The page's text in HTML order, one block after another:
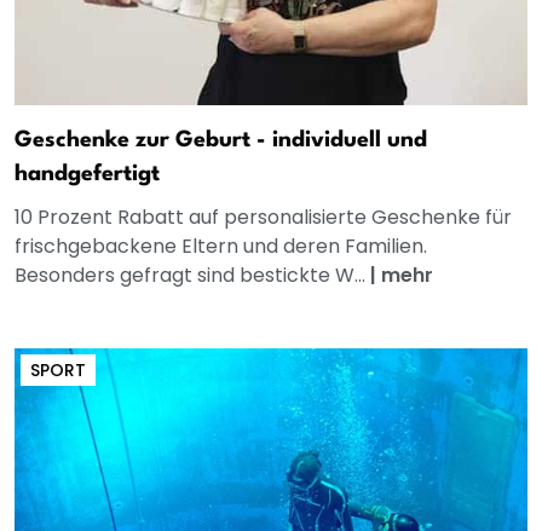
Geschenke zur Geburt - individuell und
handgefertigt
10 Prozent Rabatt auf personalisierte Geschenke für
frischgebackene Eltern und deren Familien.
Besonders gefragt sind bestickte W... | mehr
SPORT